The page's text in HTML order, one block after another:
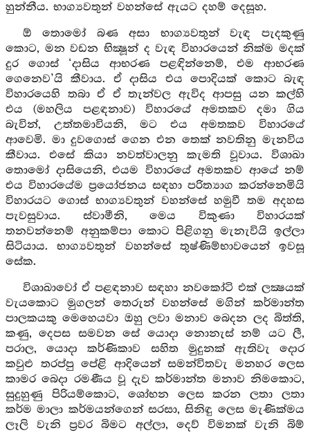
හුන්නීය. භාග්‍යවතුන් වහන්සේ ඇයට දහම් දෙසූහ.
ඕ තොමෝ බණ අසා භාග්‍යවතුන් වැඳ පැදකුණු
කොට, මන වඩන භික්‍ෂූන් ද වැඳ විහාරයෙන් නික්ම මදක්
දුර ගොස් ‘දාසිය ආභරණ පළඳින්නෙම්, එම ආභරණ
ගෙනෙව’යි කීවාය. ඒ දාසිය එය පොදියක් කොට බැඳ
විහාරයෙහි තබා ඒ ඒ තැන්වල ඇවිද ආපසු යන කල්හි
එය (මහලිය පළඳනාව) විහාරයේ අමතකව දමා ගිය
බැවින්, උත්තමාවියනි, මට එය අමතකව විහාරයේ
ආවෙමි. මා දුවගොස් ගෙන එන තෙක් නවතිනු මැනවිය
කීවාය. එසේ කියා නවත්වාලනු කැමති වූවාය. විශාඛා
තොමෝ දාසියෙනි, එයම විහාරයේ අමතකව ආයේ නම්
එය විහාරයේම ප්‍රයෝජනය සඳහා පරිත්‍යාග කරන්නෙමියි
විහාරයට ගොස් භාග්‍යවතුන් වහන්සේ හමුවී තම අදහස
පැවසුවාය. ස්වාමීනි, මෙය විකුණා විහාරයක්
තනවන්නෙම් අනුකම්පා කොට පිළිගනු මැනැවියි ඉල්ලා
සිටියාය. භාග්‍යවතුන් වහන්සේ තුෂ්ණිම්භාවයෙන් ඉවසූ
සේක.
විශාඛාවෝ ඒ පළඳනාව සඳහා නවකෝටි එක් ලක්‍ෂයක්
වැයකොට මුගලන් තෙරුන් වහන්සේ මගින් කර්මාන්ත
පාලකයකු මෙහෙයවා ඔහු ලවා මනාව බෙදන ලද බිත්ති,
කණු, දෙපස සමවන සේ යොදා නොනැස් නම් යට ලී,
පරාල, යොදා කර්ණිකාව සහිත මුදුනක් ඇතිවැ දොර
කවුළු තරප්පු පේළි ආදියෙන් සමන්විතවැ මනහර ලෙස
කාමර බෙදා රමණීය වූ දැව කර්මාන්ත මනාව නිමකොට,
සුදුහුණු පිරියම්කොට, ශෝභන ලෙස කරන ලතා ලතා
කර්ම මාලා කර්මයන්ගෙන් සරසා, සිනිඳු ලෙස මැණික්මය
ලෑලි වැනි ප්‍රවර බිමට අල්ලා, දෙව් විමනක් වැනි බිම්